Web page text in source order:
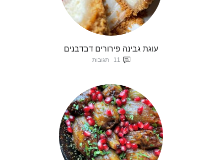
עוגת גבינה פירורים דבדבנים
11 תגובות